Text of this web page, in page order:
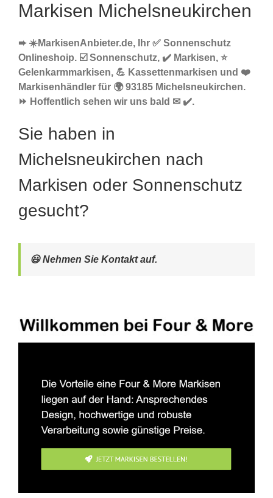
Markisen Michelsneukirchen
➨ ☀️MarkisenAnbieter.de, Ihr ✅ Sonnenschutz
Onlineshoip. ☑️ Sonnenschutz, ✔️ Markisen, ⭐
Gelenkarmmarkisen, 💪 Kassettenmarkisen und ❤️
Markisenhändler für 🌍 93185 Michelsneukirchen.
⏩ Hoffentlich sehen wir uns bald ✉ ✔️.
Sie haben in
Michelsneukirchen nach
Markisen oder Sonnenschutz
gesucht?
😃 Nehmen Sie Kontakt auf.